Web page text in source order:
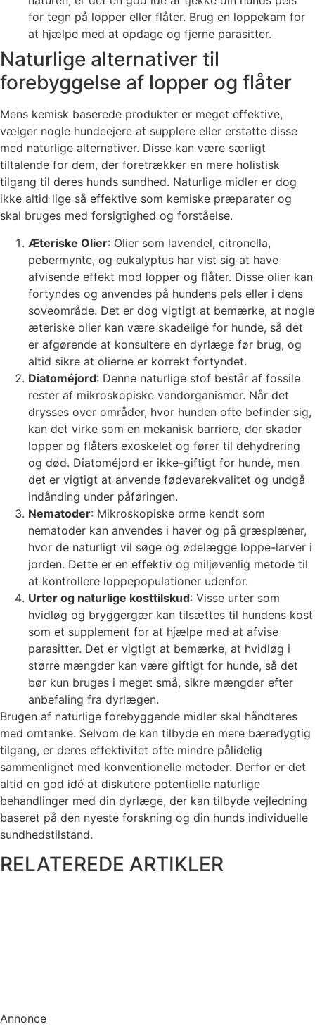
for tegn på lopper eller flåter. Brug en loppekam for
at hjælpe med at opdage og fjerne parasitter.
Naturlige alternativer til
forebyggelse af lopper og flåter
Mens kemisk baserede produkter er meget effektive,
vælger nogle hundeejere at supplere eller erstatte disse
med naturlige alternativer. Disse kan være særligt
tiltalende for dem, der foretrækker en mere holistisk
tilgang til deres hunds sundhed. Naturlige midler er dog
ikke altid lige så effektive som kemiske præparater og
skal bruges med forsigtighed og forståelse.
Æteriske Olier: Olier som lavendel, citronella,
pebermynte, og eukalyptus har vist sig at have
afvisende effekt mod lopper og flåter. Disse olier kan
fortyndes og anvendes på hundens pels eller i dens
soveområde. Det er dog vigtigt at bemærke, at nogle
æteriske olier kan være skadelige for hunde, så det
er afgørende at konsultere en dyrlæge før brug, og
altid sikre at olierne er korrekt fortyndet.
Diatoméjord: Denne naturlige stof består af fossile
rester af mikroskopiske vandorganismer. Når det
drysses over områder, hvor hunden ofte befinder sig,
kan det virke som en mekanisk barriere, der skader
lopper og flåters exoskelet og fører til dehydrering
og død. Diatoméjord er ikke-giftigt for hunde, men
det er vigtigt at anvende fødevarekvalitet og undgå
indånding under påføringen.
Nematoder: Mikroskopiske orme kendt som
nematoder kan anvendes i haver og på græsplæner,
hvor de naturligt vil søge og ødelægge loppe-larver i
jorden. Dette er en effektiv og miljøvenlig metode til
at kontrollere loppepopulationer udenfor.
Urter og naturlige kosttilskud: Visse urter som
hvidløg og bryggergær kan tilsættes til hundens kost
som et supplement for at hjælpe med at afvise
parasitter. Det er vigtigt at bemærke, at hvidløg i
større mængder kan være giftigt for hunde, så det
bør kun bruges i meget små, sikre mængder efter
anbefaling fra dyrlægen.
Brugen af naturlige forebyggende midler skal håndteres
med omtanke. Selvom de kan tilbyde en mere bæredygtig
tilgang, er deres effektivitet ofte mindre pålidelig
sammenlignet med konventionelle metoder. Derfor er det
altid en god idé at diskutere potentielle naturlige
behandlinger med din dyrlæge, der kan tilbyde vejledning
baseret på den nyeste forskning og din hunds individuelle
sundhedstilstand.
RELATEREDE ARTIKLER
Annonce